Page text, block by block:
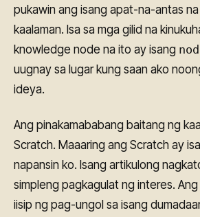
pukawin ang isang apat-na-antas
kaalaman. Isa sa mga gilid na
knowledge node na ito ay isang
uugnay sa lugar kung saan ako
ideya.
Ang pinakamababang baitang ng
Scratch. Maaaring ang Scratch ay
napansin ko. Isang artikulong
simpleng pagkagulat ng interes.
iisip ng pag-ungol sa isang